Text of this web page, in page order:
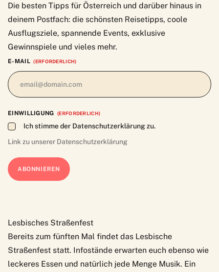
Die besten Tipps für Österreich und darüber hinaus in
deinem Postfach: die schönsten Reisetipps, coole
Ausflugsziele, spannende Events, exklusive
Gewinnspiele und vieles mehr.
E-MAIL (ERFORDERLICH)
EINWILLIGUNG (ERFORDERLICH)
Ich stimme der Datenschutzerklärung zu.
Link zu unserer Datenschutzerklärung
Lesbisches Straßenfest
Bereits zum fünften Mal findet das Lesbische
Straßenfest statt. Infostände erwarten euch ebenso wie
leckeres Essen und natürlich jede Menge Musik. Ein